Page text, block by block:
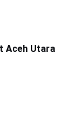
Aceh Utara